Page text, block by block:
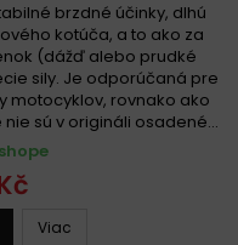
brzdné účinky, dlhú
kotúča, a to ako za
(dážď alebo prudké
sily. Je odporúčaná pre
motocyklov, rovnako ako
sú v origináli osadené...
Viac